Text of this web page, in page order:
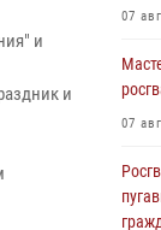
и
и
07
07